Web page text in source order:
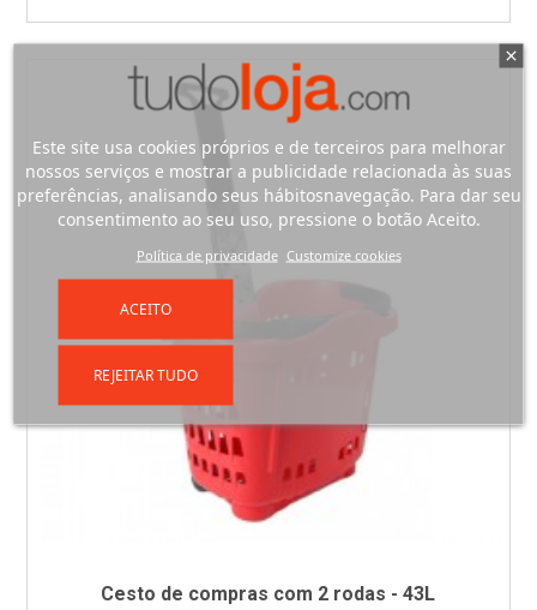
Cesto de compras com 2 rodas - 43L
Este site usa cookies próprios e de terceiros para melhorar
nossos serviços e mostrar a publicidade relacionada às suas
preferências, analisando seus hábitosnavegação. Para dar seu
consentimento ao seu uso, pressione o botão Aceito.
Política de privacidade Customize cookies
REJEITAR TUDO
ACEITO